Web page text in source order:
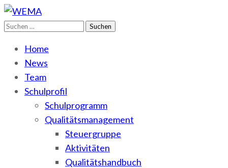
WEMA
BbS I des Salzlandkreises
Suchen
Home
News
Team
Schulprofil
Schulprogramm
Qualitätsmanagement
Steuergruppe
Aktivitäten
Qualitätshandbuch